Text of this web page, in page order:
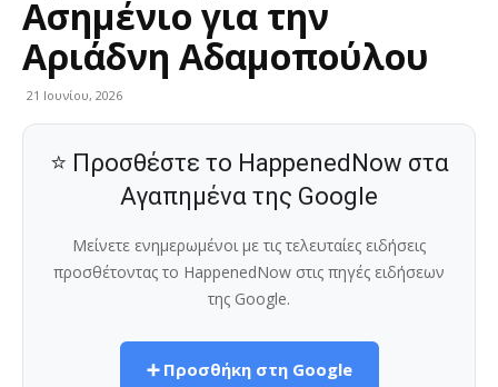
Ασημένιο για την
Αριάδνη Αδαμοπούλου
21 Ιουνίου, 2026
⭐ Προσθέστε το HappenedNow στα
Αγαπημένα της Google
Μείνετε ενημερωμένοι με τις τελευταίες ειδήσεις
προσθέτοντας το HappenedNow στις πηγές ειδήσεων
της Google.
➕ Προσθήκη στη Google